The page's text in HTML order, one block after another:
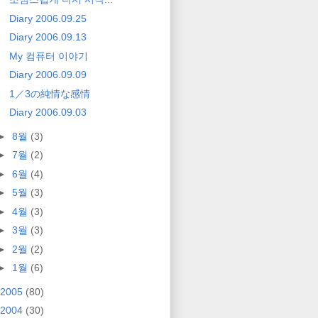
Diary 2006.09.25
Diary 2006.09.13
My 컴퓨터 이야기
Diary 2006.09.09
1／3の純情な感情
Diary 2006.09.03
8월 (3)
7월 (2)
6월 (4)
5월 (3)
4월 (3)
3월 (3)
2월 (2)
1월 (6)
2005 (80)
2004 (30)